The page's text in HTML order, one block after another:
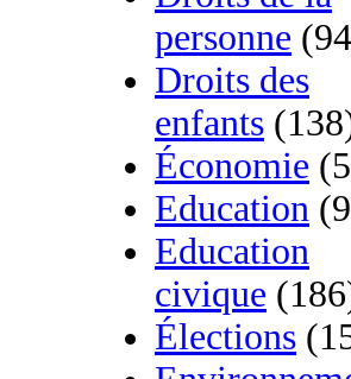
personne
Droits des
enfants
Économie
Education
Education
civique
Élections